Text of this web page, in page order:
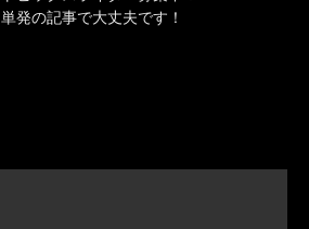
単発の記事で大丈夫です！